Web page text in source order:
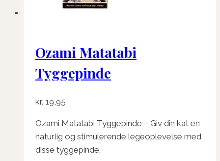
Ozami Matatabi
Tyggepinde
kr. 19,95
Ozami Matatabi Tyggepinde – Giv din kat en
naturlig og stimulerende legeoplevelse med
disse tyggepinde.